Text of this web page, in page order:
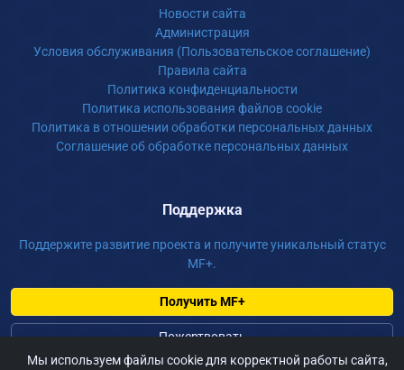
Новости сайта
Администрация
Условия обслуживания (Пользовательское соглашение)
Правила сайта
Политика конфиденциальности
Политика использования файлов cookie
Политика в отношении обработки персональных данных
Соглашение об обработке персональных данных
Поддержка
Поддержите развитие проекта и получите уникальный статус
MF+.
Получить MF+
Пожертвовать
Мы используем файлы cookie для корректной работы сайта,